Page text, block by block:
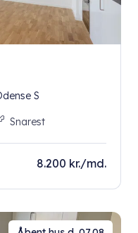
S
Snarest
8.200 kr./md.